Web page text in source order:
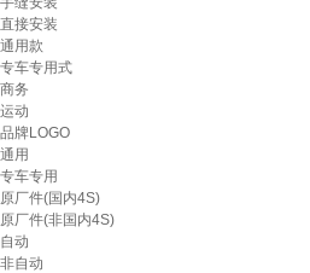
直接安装
通用款
专车专用式
商务
运动
品牌LOGO
通用
专车专用
原厂件(国内4S)
原厂件(非国内4S)
自动
非自动